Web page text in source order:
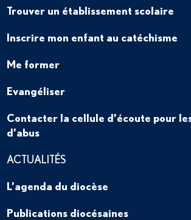
Trouver un établissement scolaire
Inscrire mon enfant au catéchisme
Me former
Evangéliser
Contacter la cellule d’écoute pour
d’abus
ACTUALITÉS
L’agenda du diocèse
Publications diocésaines